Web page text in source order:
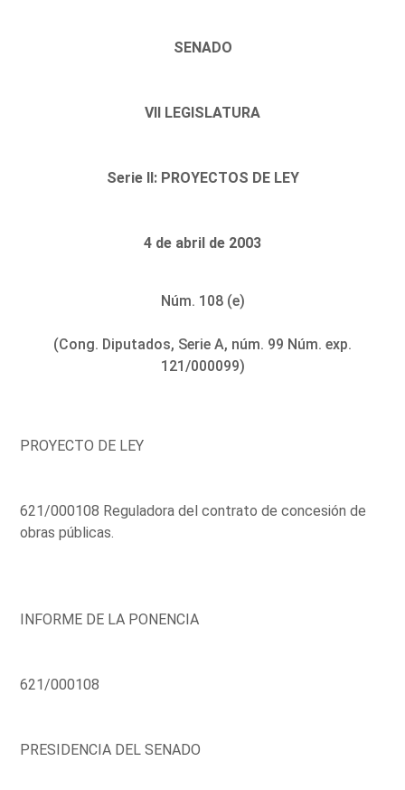
SENADO
VII LEGISLATURA
Serie II: PROYECTOS DE LEY
4 de abril de 2003
Núm. 108 (e)
(Cong. Diputados, Serie A, núm. 99 Núm. exp.
121/000099)
PROYECTO DE LEY
621/000108 Reguladora del contrato de concesión de
obras públicas.
INFORME DE LA PONENCIA
621/000108
PRESIDENCIA DEL SENADO